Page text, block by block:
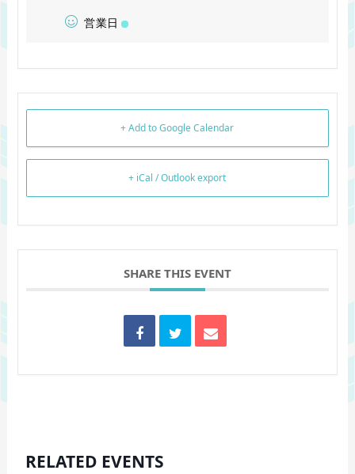
営業日
+ Add to Google Calendar
+ iCal / Outlook export
SHARE THIS EVENT
RELATED EVENTS